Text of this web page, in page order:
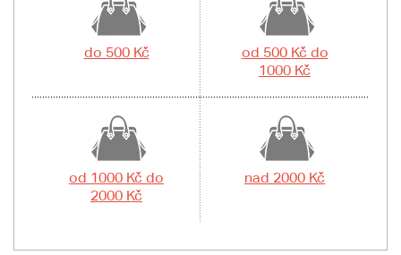
do 500 Kč
od 500 Kč do
1000 Kč
od 1000 Kč do
2000 Kč
nad 2000 Kč